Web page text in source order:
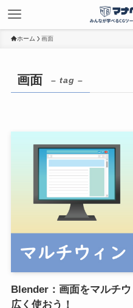
ホーム 画面
画面 – tag –
Blender：画面をマルチ
広く使おう！